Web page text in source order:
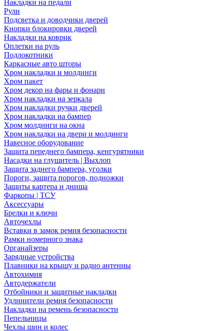
Накладки на педали
Рули
Подсветка и доводчики дверей
Кнопки блокировки дверей
Накладки на коврик
Оплетки на руль
Подлокотники
Каркасные авто шторы
Хром накладки и молдинги
Хром пакет
Хром декор на фары и фонари
Хром накладки на зеркала
Хром накладки ручки дверей
Хром накладки на бампер
Хром молдинги на окна
Хром накладки на двери и молдинги
Навесное оборудование
Защита переднего бампера, кенгурятники
Насадки на глушитель | Выхлоп
Защита заднего бампера, уголки
Пороги, защита порогов, подножки
Защиты картера и днища
Фаркопы | ТСУ
Аксессуары
Брелки и ключи
Авточехлы
Вставки в замок ремня безопасности
Рамки номерного знака
Органайзеры
Зарядные устройства
Плавники на крышу и радио антенны
Автохимия
Автодержатели
Отбойники и защитные накладки
Удлинители ремня безопасности
Накладки на ремень безопасности
Пепельницы
Чехлы шин и колес